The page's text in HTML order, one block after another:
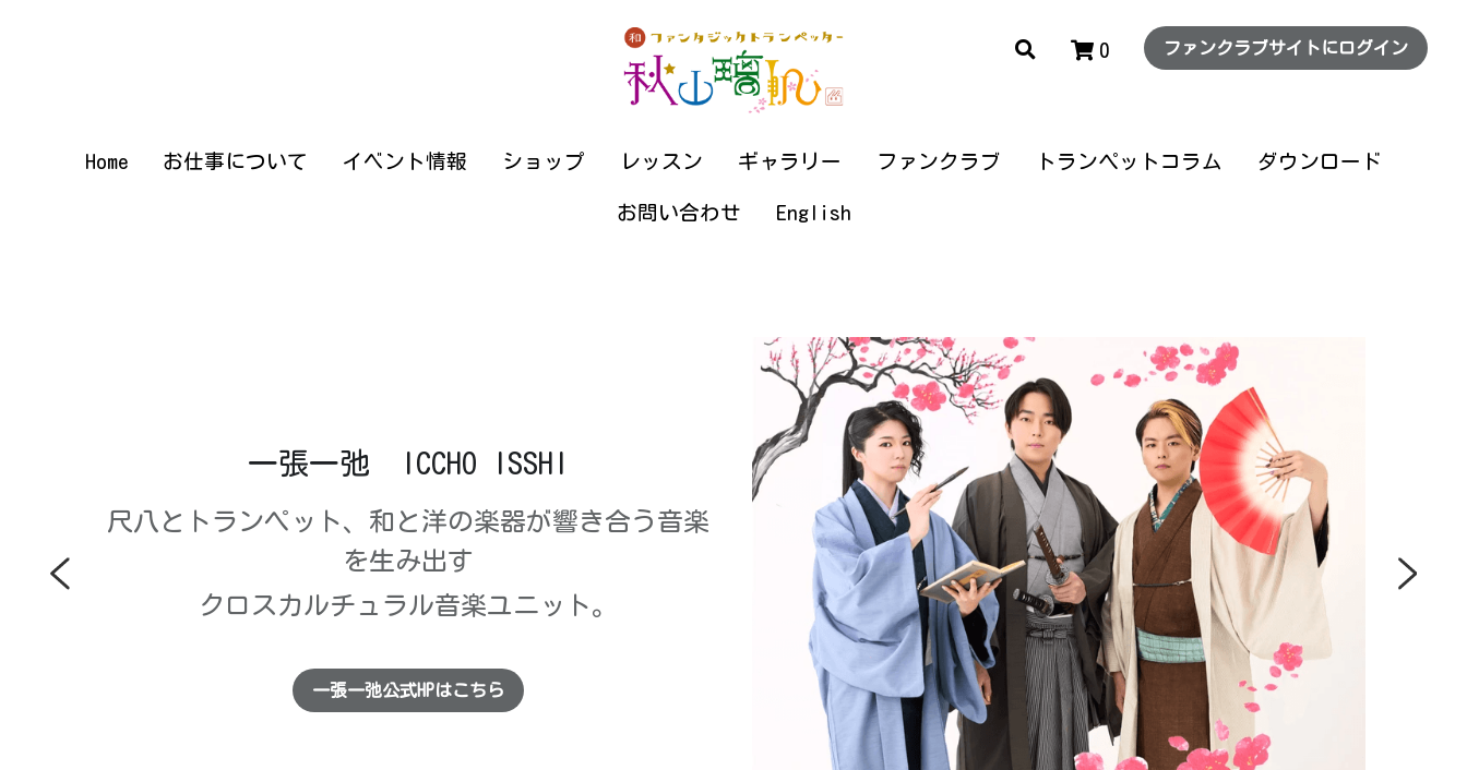
Home お仕事について イベント情報 ショップ レッスン ギャラリー ファンクラブ トランペットコラム ダウンロード
お問い合わせ English
0 ファンクラブサイトにログイン
Home お仕事について イベント情報 ショップ レッスン ギャラリー ファンクラブ トランペットコラム ダウンロード
お問い合わせ English
0 ファンクラブサイトにログイン
一張一弛　ICCHO ISSHI
尺八とトランペット、和と洋の楽器が響き合う音楽
を生み出す
クロスカルチュラル音楽ユニット。
一張一弛公式HPはこちら